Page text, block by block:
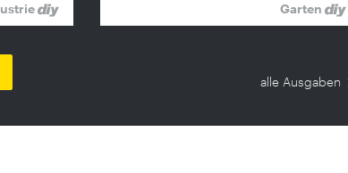
Garten
alle Ausgaben